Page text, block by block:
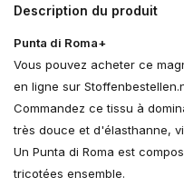
Description du produit
Punta di Roma+
Vous pouvez acheter ce
en ligne sur
Commandez ce tissu à
très douce et d'élasthanne,
Un Punta di Roma est
tricotées ensemble.